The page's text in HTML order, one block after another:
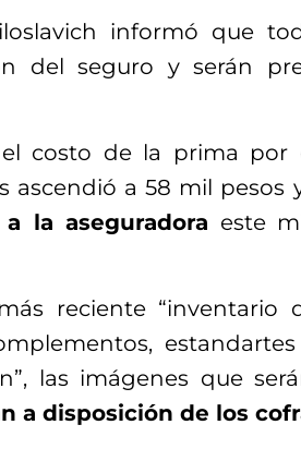
informó que
del seguro y serán
el costo de la prima por
ascendió a 58 mil pesos
la aseguradora este
reciente “inventario
las imágenes que
a disposición de los